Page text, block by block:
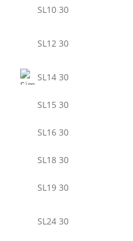
SL10 30
SL12 30
SL14 30
SL15 30
SL16 30
SL18 30
SL19 30
SL24 30